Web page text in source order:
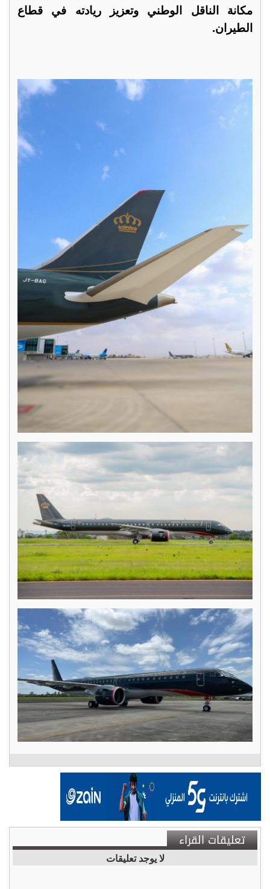
مكانة الناقل الوطني وتعزيز ريادته في قطاع
الطيران.
تعليقات القراء
لا يوجد تعليقات